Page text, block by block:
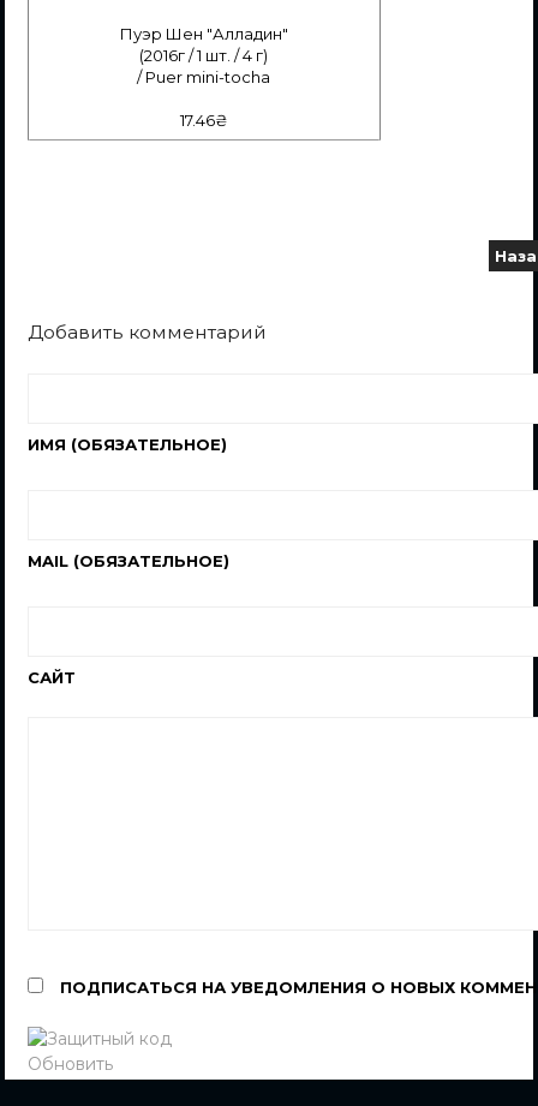
Пуэр Шен "Алладин"
(2016г / 1 шт. / 4 г)
/ Puer mini-tocha
17.46₴
Добавить комментарий
ИМЯ (ОБЯЗАТЕЛЬНОЕ)
MAIL (ОБЯЗАТЕЛЬНОЕ)
САЙТ
ПОДПИСАТЬСЯ НА УВЕДОМЛЕНИЯ О НОВЫХ
Обновить